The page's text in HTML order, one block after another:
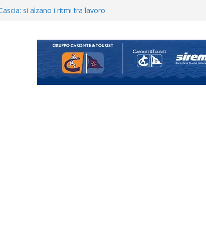
i gironi 2026/27. Due
“Mondo Messina
il terzino Matteo Guerriero
del girone I